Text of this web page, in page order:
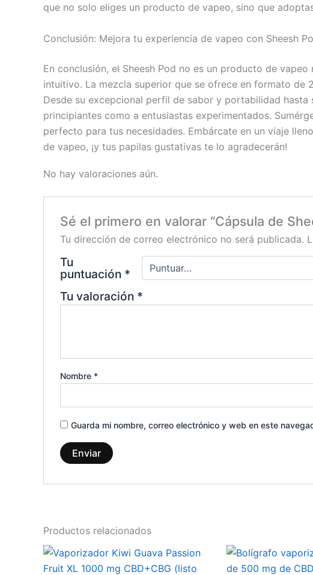
que no solo eliges un producto de vapeo, sino que
Conclusión: Mejora tu experiencia de vapeo con Sheesh
En conclusión, el Sheesh Pod no es un producto de
intuitivo. La mezcla superior que se ofrece en formato de
Desde su excepcional perfil de sabor y portabilidad
principiantes como a entusiastas experimentados.
perfecto para tus necesidades. Embárcate en un viaje
de vapeo, ¡y tus papilas gustativas te lo agradecerán!
No hay valoraciones aún.
Sé el primero en valorar “Cápsula de
Tu dirección de correo electrónico no será publicada.
Tu
puntuación *
Tu valoración *
Nombre *
Guarda mi nombre, correo electrónico y web en este
Productos relacionados